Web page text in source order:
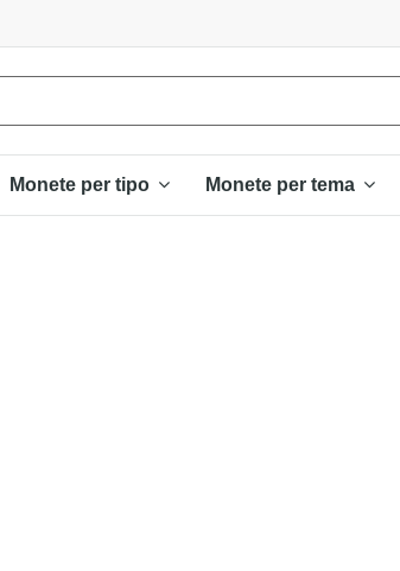
Monete per tipo Monete per tema